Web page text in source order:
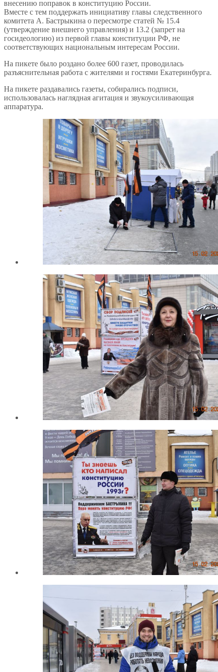
внесению поправок в конституцию России.
Вместе с тем поддержать инициативу главы следственного
комитета А. Бастрыкина о пересмотре статей № 15.4
(утверждение внешнего управления) и 13.2 (запрет на
госидеологию) из первой главы конституции РФ, не
соответствующих национальным интересам России.
На пикете было роздано более 600 газет, проводилась
разъяснительная работа с жителями и гостями Екатеринбурга.
На пикете раздавались газеты, собирались подписи,
использовалась наглядная агитация и звукоусиливающая
аппаратура.